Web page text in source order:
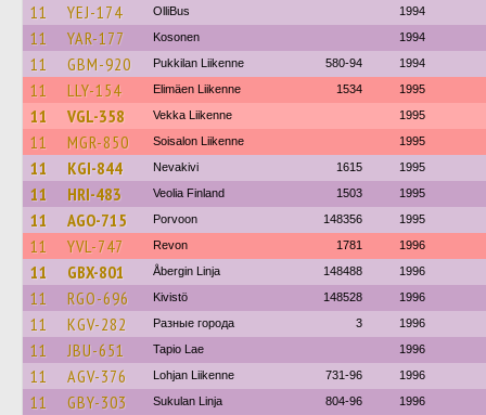
11 YEJ-174 OlliBus 1994
11 YAR-177 Kosonen 1994
11 GBM-920 Pukkilan Liikenne 580-94 1994
11 LLY-154 Elimäen Liikenne 1534 1995
11 VGL-358 Vekka Liikenne 1995
11 MGR-850 Soisalon Liikenne 1995
11 KGI-844 Nevakivi 1615 1995
11 HRI-483 Veolia Finland 1503 1995
11 AGO-715 Porvoon 148356 1995
11 YVL-747 Revon 1781 1996
11 GBX-801 Åbergin Linja 148488 1996
11 RGO-696 Kivistö 148528 1996
11 KGV-282 Разные города 3 1996
11 JBU-651 Tapio Lae 1996
11 AGV-376 Lohjan Liikenne 731-96 1996
11 GBY-303 Sukulan Linja 804-96 1996